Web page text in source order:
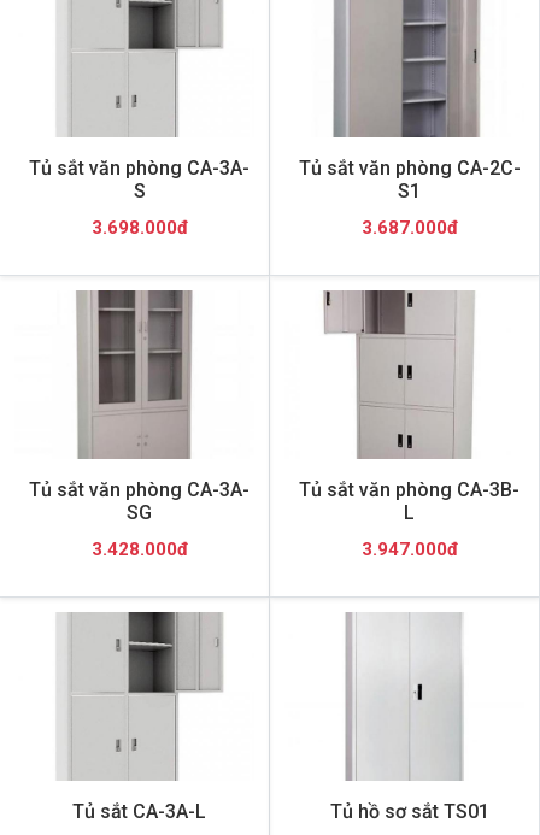
Tủ sắt văn phòng CA-3A-
S
3.698.000đ
Tủ sắt văn phòng CA-2C-
S1
3.687.000đ
Tủ sắt văn phòng CA-3A-
SG
3.428.000đ
Tủ sắt văn phòng CA-3B-
L
3.947.000đ
Tủ sắt CA-3A-L Tủ hồ sơ sắt TS01